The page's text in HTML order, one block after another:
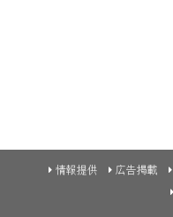
情報提供 広告掲載